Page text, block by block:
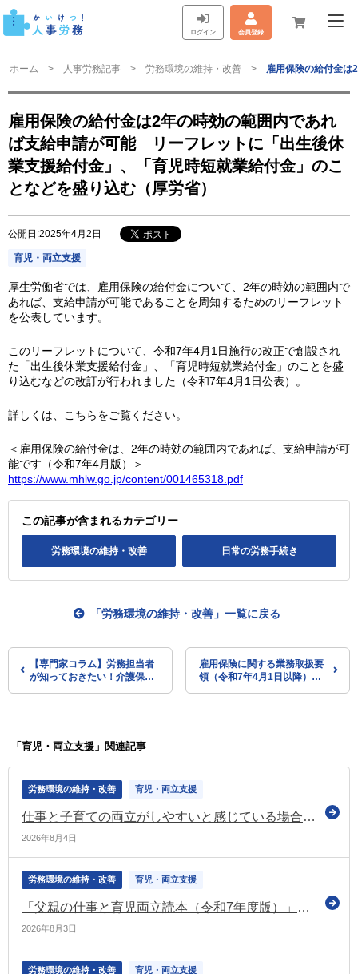
ログイン 会員登録
ホーム 人事労務記事 労務環境の維持・改善 雇用保険の給付金は
雇用保険の給付金は2年の時効の範囲内であれ
ば支給申請が可能 リーフレットに「出生後休
業支援給付金」、「育児時短就業給付金」のこ
となどを盛り込む（厚労省）
公開日:2025年4月2日
育児・両立支援
厚生労働省では、雇用保険の給付金について、2年の時効の範囲内で
あれば、支給申請が可能であることを周知するためのリーフレット
を公表しています。
このリーフレットについて、令和7年4月1日施行の改正で創設され
た「出生後休業支援給付金」、「育児時短就業給付金」のことを盛
り込むなどの改訂が行われました（令和7年4月1日公表）。
詳しくは、こちらをご覧ください。
＜雇用保険の給付金は、2年の時効の範囲内であれば、支給申請が可
能です（令和7年4月版）＞
https://www.mhlw.go.jp/content/001465318.pdf
この記事が含まれるカテゴリー
労務環境の維持・改善 日常の労務手続き
【専門家コラム】労務担当者
が知っておきたい！介護保険
「労務環境の維持・改善」一覧に戻る
雇用保険に関する業務取扱要
領（令和7年4月1日以降）を
「育児・両立支援」関連記事
労務環境の維持・改善 育児・両立支援
仕事と子育ての両立がしやすいと感じている場合 約8割が「今の職場で働き続けたい」と回答（若年層における仕事と育児の両立に関する意識調査）
2026年8月4日
労務環境の維持・改善 育児・両立支援
「父親の仕事と育児両立読本（令和7年度版）」を公表（厚労省）
2026年8月3日
労務環境の維持・改善 育児・両立支援